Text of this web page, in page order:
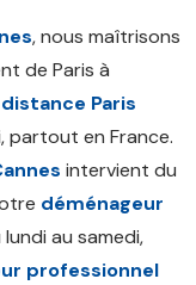
, nous maîtrisons
de Paris à
Paris
partout en France.
intervient du
déménageur
au samedi,
professionnel